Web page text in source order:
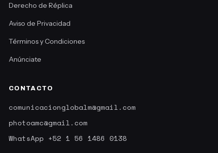
Derecho de Réplica
Aviso de Privacidad
Términos y Condiciones
Anúnciate
CONTACTO
comunicacionglobalm@gmail.com
photoamc@gmail.com
WhatsApp +52 1 56 1486 0138